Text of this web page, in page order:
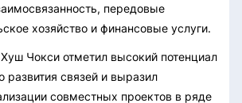
передовые
хозяйство и финансовые услуги.
Чокси отметил высокий потенциал
развития связей и выразил
совместных проектов в ряде